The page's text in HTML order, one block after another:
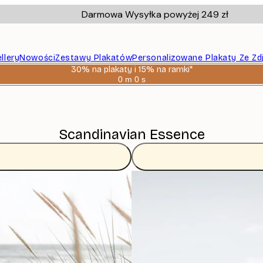
Darmowa Wysyłka powyżej 249 zł
NowościZestawy PlakatówPersonalizowane Plakaty Ze
30% na plakaty i 15% na ramki*
0 m 0 s
Ważny
Scandinavian Essence